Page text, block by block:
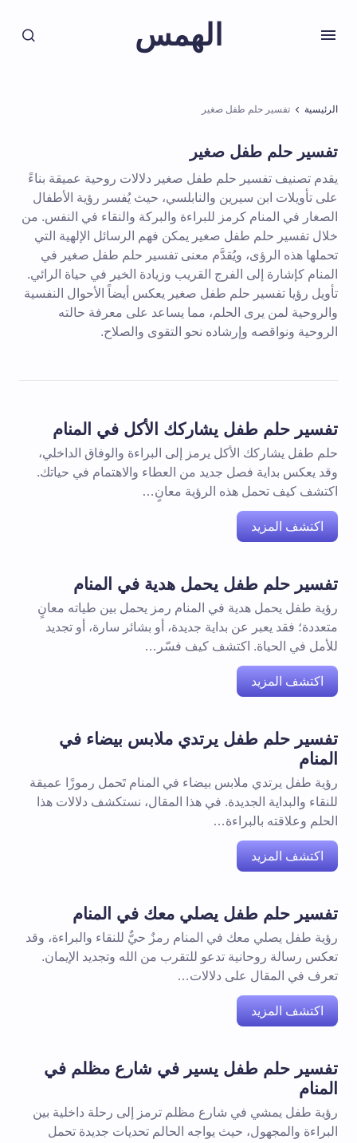
الهمس
الرئيسية تفسير حلم طفل صغير
تفسير حلم طفل صغير
يقدم تصنيف تفسير حلم طفل صغير دلالات روحية عميقة بناءً
على تأويلات ابن سيرين والنابلسي، حيث يُفسر رؤية الأطفال
الصغار في المنام كرمز للبراءة والبركة والنقاء في النفس. من
خلال تفسير حلم طفل صغير يمكن فهم الرسائل الإلهية التي
تحملها هذه الرؤى، ويُقدَّم معنى تفسير حلم طفل صغير في
المنام كإشارة إلى الفرج القريب وزيادة الخير في حياة الرائي.
تأويل رؤيا تفسير حلم طفل صغير يعكس أيضاً الأحوال النفسية
والروحية لمن يرى الحلم، مما يساعد على معرفة حالته
الروحية ونواقصه وإرشاده نحو التقوى والصلاح.
تفسير حلم طفل يشاركك الأكل في المنام
حلم طفل يشاركك الأكل يرمز إلى البراءة والوفاق الداخلي،
وقد يعكس بداية فصل جديد من العطاء والاهتمام في حياتك.
اكتشف كيف تحمل هذه الرؤية معانٍ…
اكتشف المزيد
تفسير حلم طفل يحمل هدية في المنام
رؤية طفل يحمل هدية في المنام رمز يحمل بين طياته معانٍ
متعددة؛ فقد يعبر عن بداية جديدة، أو بشائر سارة، أو تجديد
للأمل في الحياة. اكتشف كيف فسّر…
اكتشف المزيد
تفسير حلم طفل يرتدي ملابس بيضاء في
المنام
رؤية طفل يرتدي ملابس بيضاء في المنام تَحمل رموزًا عميقة
للنقاء والبداية الجديدة. في هذا المقال، نستكشف دلالات هذا
الحلم وعلاقته بالبراءة…
اكتشف المزيد
تفسير حلم طفل يصلي معك في المنام
رؤية طفل يصلي معك في المنام رمزٌ حيٌّ للنقاء والبراءة، وقد
تعكس رسالة روحانية تدعو للتقرب من الله وتجديد الإيمان.
تعرف في المقال على دلالات…
اكتشف المزيد
تفسير حلم طفل يسير في شارع مظلم في
المنام
رؤية طفل يمشي في شارع مظلم ترمز إلى رحلة داخلية بين
البراءة والمجهول، حيث يواجه الحالم تحديات جديدة تحمل